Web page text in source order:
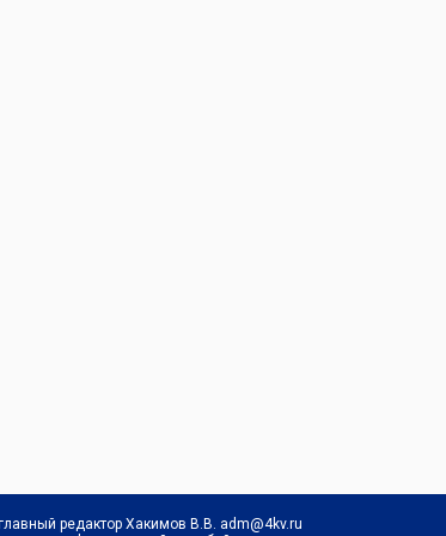
редактор Хакимов В.В. adm@4kv.ru